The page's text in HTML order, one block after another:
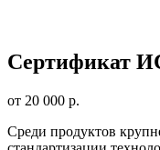
Сертификат
от 20 000 р.
Среди продуктов